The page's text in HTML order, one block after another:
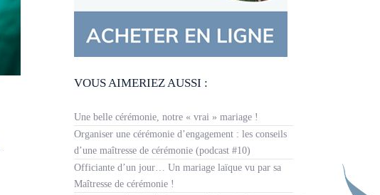
VOUS AIMERIEZ AUSSI :
Une belle cérémonie, notre « vrai » mariage !
Organiser une cérémonie d’engagement : les conseils
d’une maîtresse de cérémonie (podcast #10)
Officiante d’un jour… Un mariage laïque vu par sa
Maîtresse de cérémonie !